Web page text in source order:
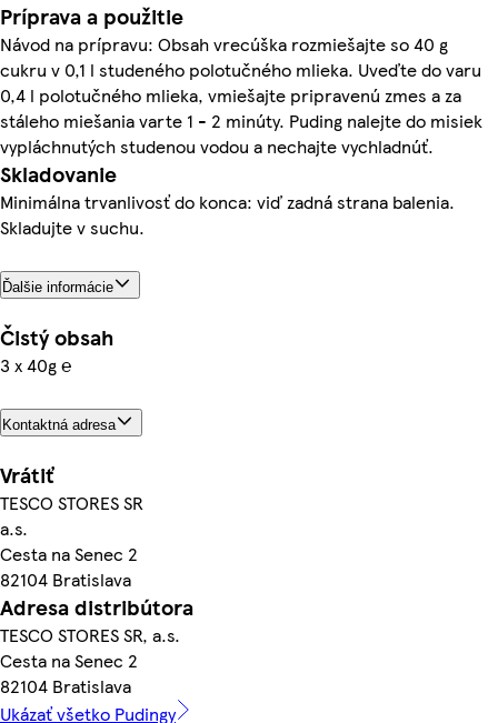
Príprava a použitie
Návod na prípravu: Obsah vrecúška rozmiešajte so 40 g
cukru v 0,1 l studeného polotučného mlieka. Uveďte do varu
0,4 l polotučného mlieka, vmiešajte pripravenú zmes a za
stáleho miešania varte 1 - 2 minúty. Puding nalejte do misiek
vypláchnutých studenou vodou a nechajte vychladnúť.
Skladovanie
Minimálna trvanlivosť do konca: viď zadná strana balenia.
Skladujte v suchu.
Ďalšie informácie
Čistý obsah
3 x 40g ℮
Kontaktná adresa
Vrátiť
TESCO STORES SR
a.s.
Cesta na Senec 2
82104 Bratislava
Adresa distribútora
TESCO STORES SR, a.s.
Cesta na Senec 2
82104 Bratislava
Ukázať všetko Pudingy